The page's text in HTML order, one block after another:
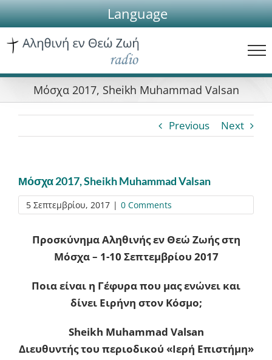
Skip
to
content
Language
Μόσχα 2017, Sheikh Muhammad Valsan
Previous Next
Μόσχα 2017, Sheikh Muhammad Valsan
5 Σεπτεμβρίου, 2017 | 0 Comments
Προσκύνημα Αληθινής εν Θεώ Ζωής στη
Μόσχα – 1-10 Σεπτεμβρίου 2017
Ποια είναι η Γέφυρα που μας ενώνει και
δίνει Ειρήνη στον Κόσμο;
Sheikh Muhammad Valsan
Διευθυντής του περιοδικού «Ιερή Επιστήμη»